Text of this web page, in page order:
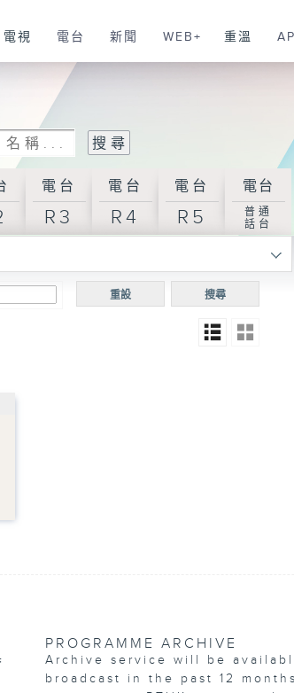
電視 電台 新聞 WEB+ 重溫
電台
R3
電台
R4
電台
R5
電台
普通
話台
搜尋
重設
PROGRAMME ARCHIVE
Archive service will be
broadcast in the past 12